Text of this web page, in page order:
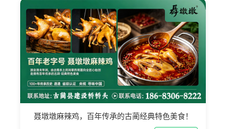
聂墩墩麻辣鸡，百年传承的古蔺经典特色美食！